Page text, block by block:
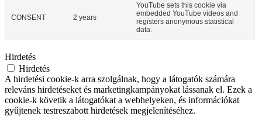
CONSENT 2 years
YouTube sets this cookie via
embedded YouTube videos and
registers anonymous statistical
data.
Hirdetés
Hirdetés
A hirdetési cookie-k arra szolgálnak, hogy a látogatók számára
releváns hirdetéseket és marketingkampányokat lássanak el. Ezek a
cookie-k követik a látogatókat a webhelyeken, és információkat
gyűjtenek testreszabott hirdetések megjelenítéséhez.